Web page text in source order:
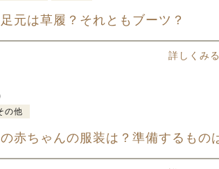
元は草履？それともブーツ？
詳しくみる
の他